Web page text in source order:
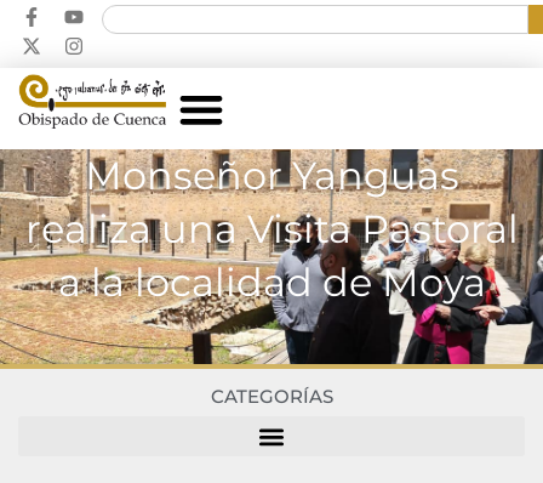
Monseñor Yanguas
realiza una Visita Pastoral
a la localidad de Moya
CATEGORÍAS